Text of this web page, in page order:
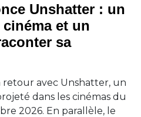
Unshatter : un
et un
sa
retour avec Unshatter, un
dans les cinémas du
2026. En parallèle, le